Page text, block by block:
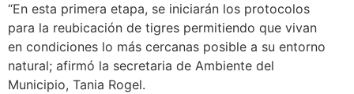
“En esta primera etapa, se iniciarán los protocolos
para la reubicación de tigres permitiendo que vivan
en condiciones lo más cercanas posible a su entorno
natural; afirmó la secretaria de Ambiente del
Municipio, Tania Rogel.